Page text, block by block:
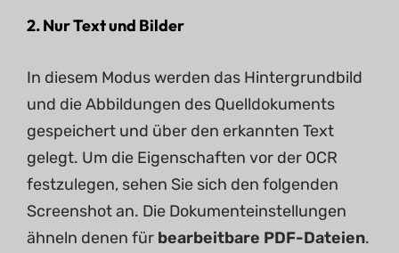
2. Nur Text und Bilder
In diesem Modus werden das Hintergrundbild
und die Abbildungen des Quelldokuments
gespeichert und über den erkannten Text
gelegt. Um die Eigenschaften vor der OCR
festzulegen, sehen Sie sich den folgenden
Screenshot an. Die Dokumenteinstellungen
ähneln denen für bearbeitbare PDF-Dateien.